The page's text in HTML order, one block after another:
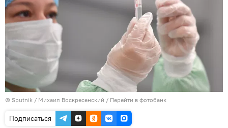
© Sputnik / Михаил Воскресенский / Перейти в фотобанк
Подписаться